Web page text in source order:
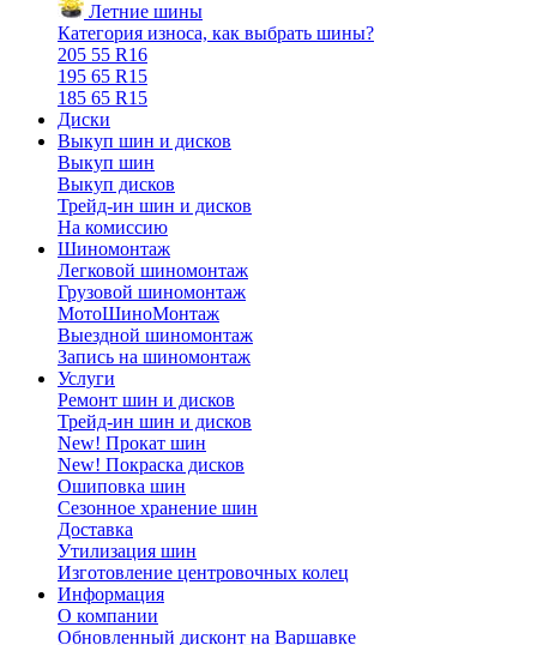
Летние шины
Категория износа, как выбрать шины?
205 55 R16
195 65 R15
185 65 R15
Диски
Выкуп шин и дисков
Выкуп шин
Выкуп дисков
Трейд-ин шин и дисков
На комиссию
Шиномонтаж
Легковой шиномонтаж
Грузовой шиномонтаж
МотоШиноМонтаж
Выездной шиномонтаж
Запись на шиномонтаж
Услуги
Ремонт шин и дисков
Трейд-ин шин и дисков
New! Прокат шин
New! Покраска дисков
Ошиповка шин
Сезонное хранение шин
Доставка
Утилизация шин
Изготовление центровочных колец
Информация
О компании
Обновленный дисконт на Варшавке